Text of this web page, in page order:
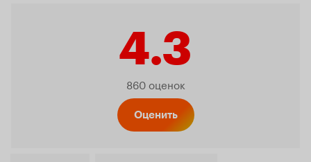
4.3
Рейтинг
860 оценок
Оценить